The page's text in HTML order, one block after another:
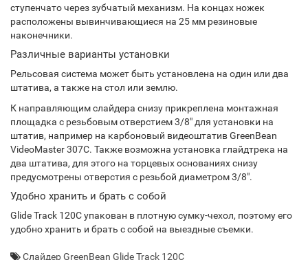
ступенчато через зубчатый механизм. На концах ножек
расположены вывинчивающиеся на 25 мм резиновые
наконечники.
Различные варианты установки
Рельсовая система может быть установлена на один или два
штатива, а также на стол или землю.
К направляющим слайдера снизу прикреплена монтажная
площадка с резьбовым отверстием 3/8" для установки на
штатив, например на карбоновый видеоштатив GreenBean
VideoMaster 307C. Также возможна установка глайдтрека на
два штатива, для этого на торцевых основаниях снизу
предусмотрены отверстия с резьбой диаметром 3/8".
Удобно хранить и брать с собой
Glide Track 120C упакован в плотную сумку-чехол, поэтому его
удобно хранить и брать с собой на выездные съемки.
Слайдер GreenBean Glide Track 120C